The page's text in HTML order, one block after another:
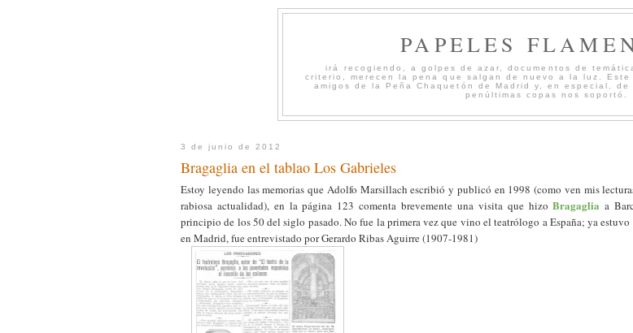
PAPELES
irá recogiendo, a golpes de azar, documentos de
criterio, merecen la pena que salgan de nuevo a la luz.
amigos de la Peña Chaquetón de Madrid y, en especial,
penúltimas copas nos soportó.
3 de junio de 2012
Bragaglia en el tablao Los Gabrieles
Estoy leyendo las memorias que Adolfo Marsillach escribió y publicó en 1998 (como ven mis
rabiosa actualidad), en la página 123 comenta brevemente una visita que hizoBragaglia a
principio de los 50 del siglo pasado. No fue la primera vez que vino el teatrólogo a España; ya estuvo
en Madrid, fue entrevistado por Gerardo Ribas Aguirre (1907-1981)